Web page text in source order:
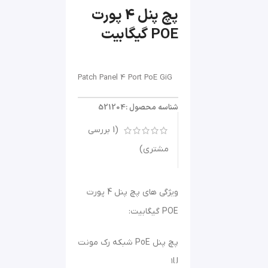
پچ پنل 4 پورت
POE گیگابیت
Patch Panel 4 Port PoE GiG
شناسه محصول :521204
(
1 بررسی
مشتری)
ویژگی های پچ پنل 4 پورت
POE گیگابیت:
پچ پنل PoE شبکه رک مونت
۱U